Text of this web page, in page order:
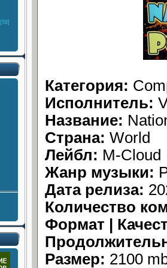
[58]
Категория:
Исполнитель:
Название:
Страна: World
Лейбл: M-Cloud
Жанр музыки:
Дата релиза:
Количество
Формат |
Размер: 2100